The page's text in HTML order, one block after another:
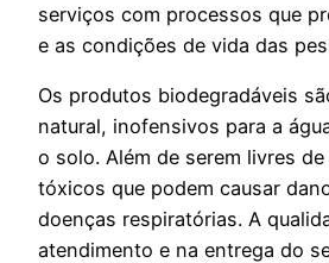
serviços com processos que
e as condições de vida das
Os produtos biodegradáveis
natural, inofensivos para a
o solo. Além de serem livres
tóxicos que podem causar
doenças respiratórias. A
atendimento e na entrega do